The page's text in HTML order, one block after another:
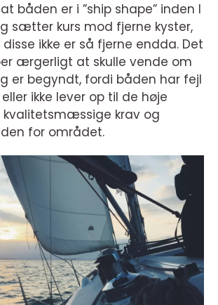
båden er i ”ship shape” inden I
sætter kurs mod fjerne kyster,
ikke er så fjerne endda. Det
ærgerligt at skulle vende om
er begyndt, fordi båden har fejl
ikke lever op til de høje
kvalitetsmæssige krav og
for området.